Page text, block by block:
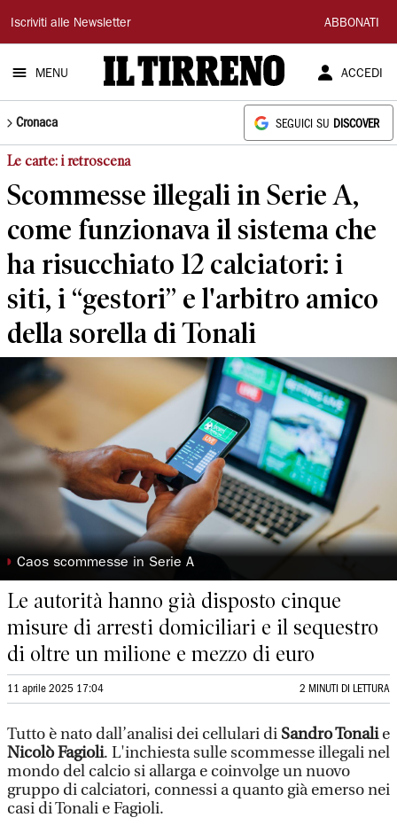
Il
Tirreno
Iscriviti alle Newsletter ABBONATI
MENU ACCEDI
Cronaca SEGUICI SU DISCOVER
Le carte: i retroscena
Scommesse illegali in Serie A,
come funzionava il sistema che
ha risucchiato 12 calciatori: i
siti, i “gestori” e l'arbitro amico
della sorella di Tonali
◗ Caos scommesse in Serie A
Le autorità hanno già disposto cinque
misure di arresti domiciliari e il sequestro
di oltre un milione e mezzo di euro
11 aprile 2025 17:04 2 MINUTI DI LETTURA
Tutto è nato dall’analisi dei cellulari di Sandro Tonalie
Nicolò Fagioli. L'inchiesta sulle scommesse illegali nel
mondo del calcio si allarga e coinvolge un nuovo
gruppo di calciatori, connessi a quanto già emerso nei
casi di Tonali e Fagioli.